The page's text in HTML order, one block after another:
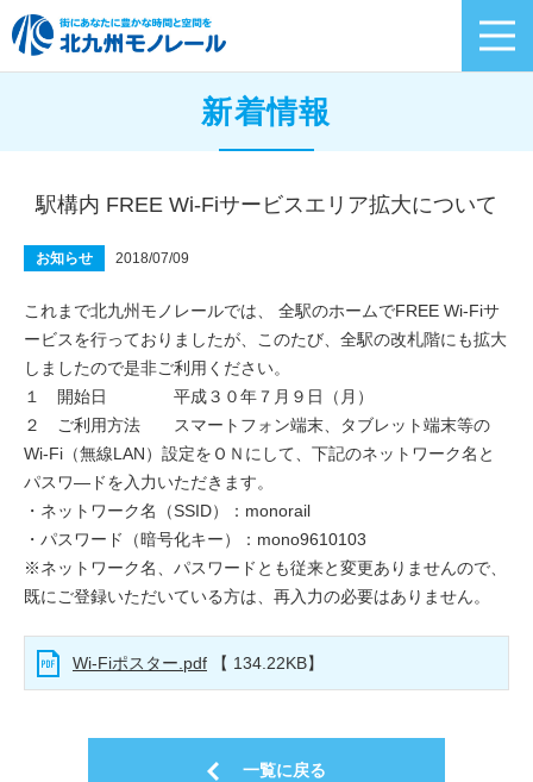
新着情報
駅構内 FREE Wi-Fiサービスエリア拡大について
お知らせ 2018/07/09
これまで北九州モノレールでは、 全駅のホームでFREE Wi-Fiサ
ービスを行っておりましたが、このたび、全駅の改札階にも拡大
しましたので是非ご利用ください。
１ 開始日 平成３０年７月９日（月）
２ ご利用方法 スマートフォン端末、タブレット端末等の
Wi-Fi（無線LAN）設定をＯＮにして、下記のネットワーク名と
パスワ―ドを入力いただきます。
・ネットワーク名（SSID）：monorail
・パスワード（暗号化キー）：mono9610103
※ネットワーク名、パスワードとも従来と変更ありませんので、
既にご登録いただいている方は、再入力の必要はありません。
Wi-Fiポスター.pdf 【 134.22KB】
一覧に戻る